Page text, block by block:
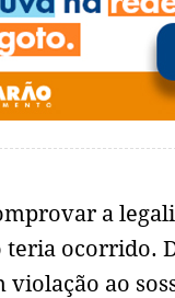
a
ocorrido.
ao